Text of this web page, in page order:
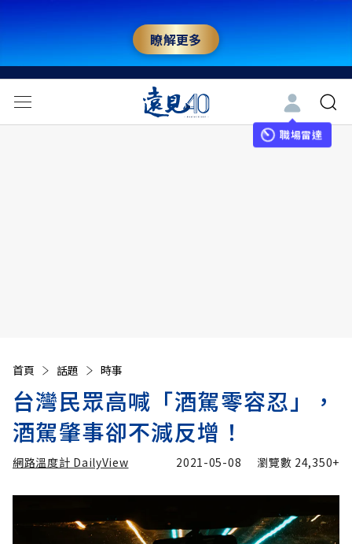
瞭解更多
職場雷達
首頁 話題 時事
台灣民眾高喊「酒駕零容忍」，
酒駕肇事卻不減反增！
網路溫度計 DailyView 2021-05-08 瀏覽數 24,350+